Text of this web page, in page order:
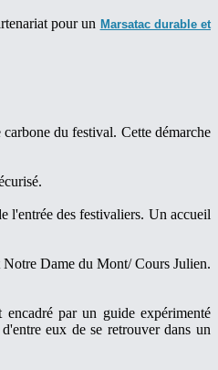
pour un Marsatac durable et
du festival. Cette démarche
l'entrée des festivaliers. Un accueil
Notre Dame du Mont/ Cours Julien.
par un guide expérimenté
eux de se retrouver dans un